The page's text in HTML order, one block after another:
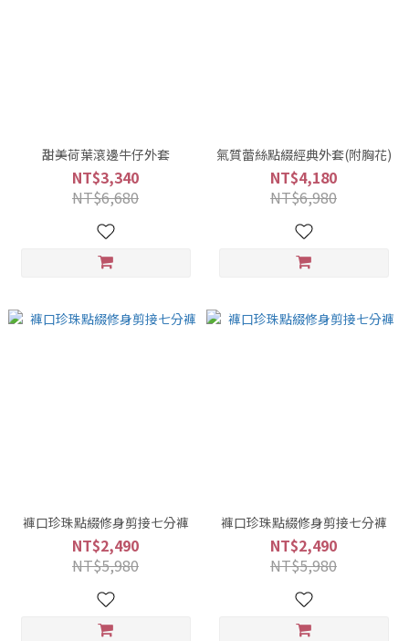
甜美荷葉滾邊牛仔外套
NT$3,340
NT$6,680
氣質蕾絲點綴經典外套(附胸花)
NT$4,180
NT$6,980
褲口珍珠點綴修身剪接七分褲
NT$2,490
NT$5,980
褲口珍珠點綴修身剪接七分褲
NT$2,490
NT$5,980